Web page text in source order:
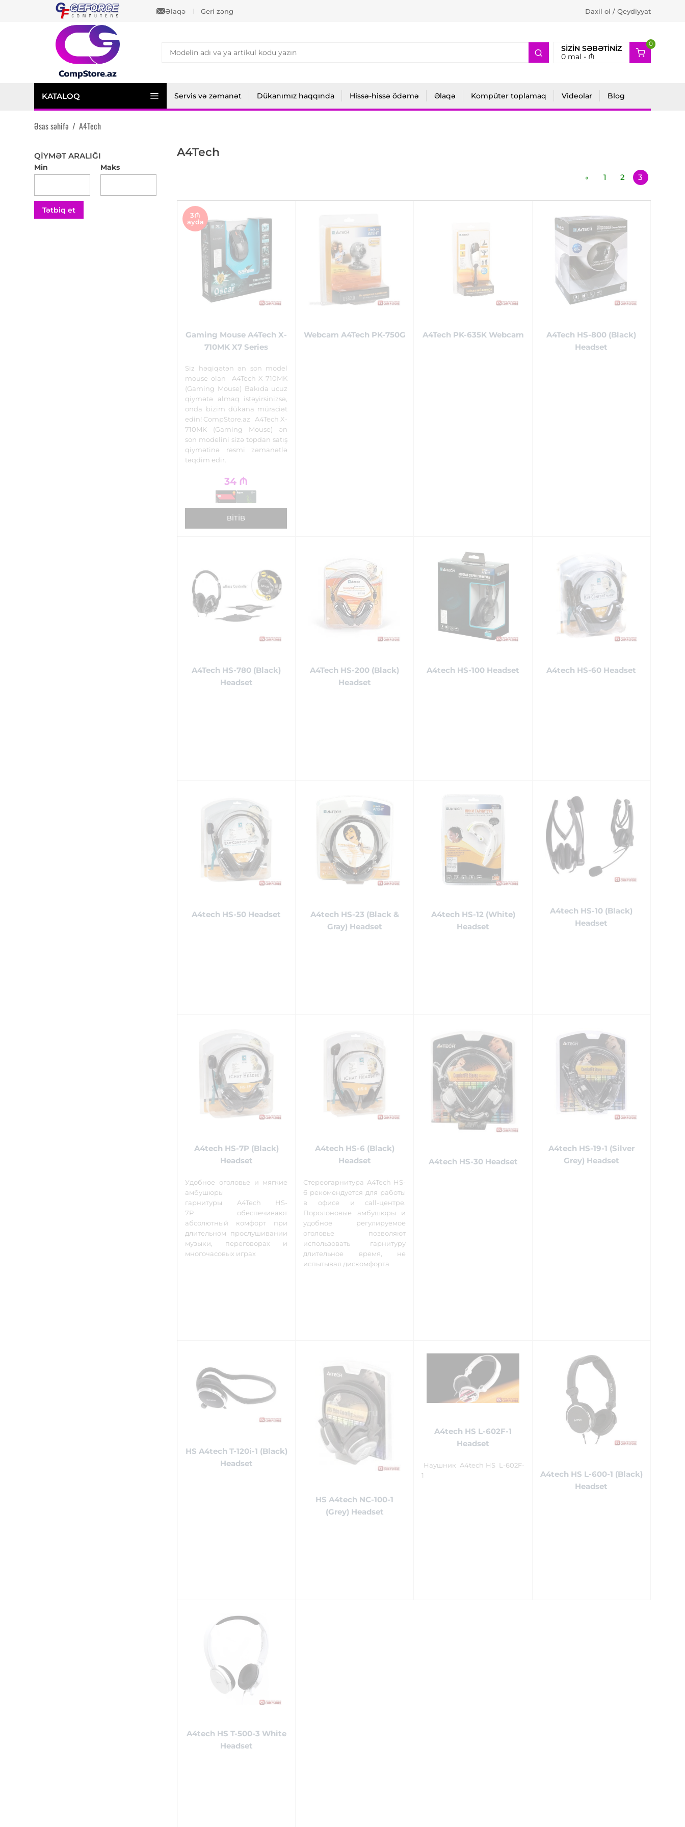
Əlaqə Geri zəng Daxil ol / Qeydiyyat
SIZIN SƏBƏTINIZ
0mal - ₼
0
2
KATALOQ Servis və zəmanət Dükanımız haqqında Hissə-hissə ödəmə Əlaqə Kompüter toplamaq Videolar Blog
Əsas səhifə / A4Tech
QIYMƏT ARALIĞI
Min Maks
Tətbiq et
A4Tech
« 1 2 3
3₼
ayda
Gaming Mouse A4Tech X-
710MK X7 Series
Siz həqiqətən ən son model
mouse olan A4Tech X-710MK
(Gaming Mouse) Bakıda ucuz
qiymətə almaq istəyirsinizsə,
onda bizim dükana müraciət
edin! CompStore.az A4Tech X-
710MK (Gaming Mouse) ən
son modelini sizə topdan satış
qiymətinə rəsmi zəmanətlə
təqdim edir.
34 ₼
BITIB
Webcam A4Tech PK-750G A4Tech PK-635K Webcam
A4Tech HS-800 (Black)
Headset
A4Tech HS-780 (Black)
Headset
A4Tech HS-200 (Black)
Headset
A4tech HS-100 Headset A4tech HS-60 Headset
A4tech HS-50 Headset
A4tech HS-23 (Black &
Gray) Headset
A4tech HS-12 (White)
Headset
A4tech HS-10 (Black)
Headset
A4tech HS-7P (Black)
Headset
Удобное оголовье и мягкие
амбушюры
гарнитуры A4Tech HS-
7P обеспечивают
абсолютный комфорт при
длительном прослушивании
музыки, переговорах и
многочасовых играх
A4tech HS-6 (Black)
Headset
Стереогарнитура A4Tech HS-
6 рекомендуется для работы
в офисе и call-центре.
Поролоновые амбушюры и
удобное регулируемое
оголовье позволяют
использовать гарнитуру
длительное время, не
испытывая дискомфорта
A4tech HS-30 Headset
A4tech HS-19-1 (Silver
Grey) Headset
HS A4tech T-120i-1 (Black)
Headset
HS A4tech NC-100-1
(Grey) Headset
A4tech HS L-602F-1
Headset
Наушник A4tech HS L-602F-
1
A4tech HS L-600-1 (Black)
Headset
A4tech HS T-500-3 White
Headset